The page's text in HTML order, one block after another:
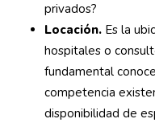
privados?
Locación. Es la
hospitales o
fundamental
competencia
disponibilidad de